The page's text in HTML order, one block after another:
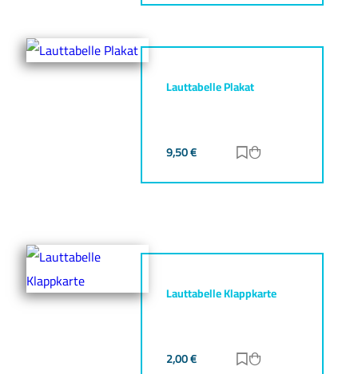
Lauttabelle Plakat
9,50€ Zur Merkliste
Lauttabelle Klappkarte
2,00€ Zur Merkliste